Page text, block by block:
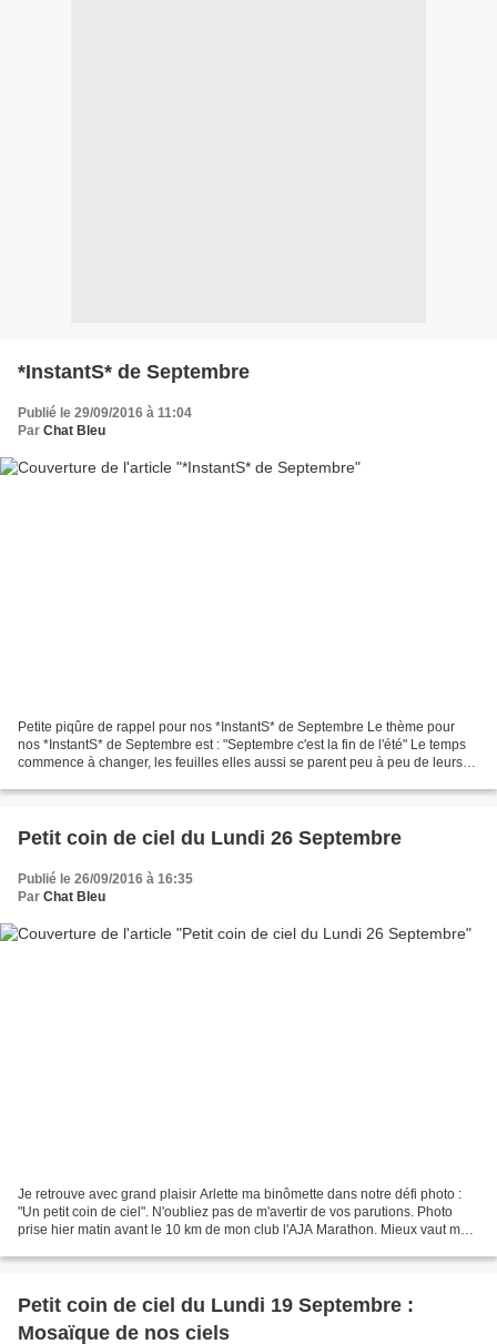
*InstantS* de Septembre
Publié le 29/09/2016 à 11:04
Par Chat Bleu
Petite piqûre de rappel pour nos *InstantS* de Septembre Le thème pour
nos *InstantS* de Septembre est : "Septembre c'est la fin de l'été" Le temps
commence à changer, les feuilles elles aussi se parent peu à peu de leurs
Petit coin de ciel du Lundi 26 Septembre
Publié le 26/09/2016 à 16:35
Par Chat Bleu
Je retrouve avec grand plaisir Arlette ma binômette dans notre défi photo :
"Un petit coin de ciel". N'oubliez pas de m'avertir de vos parutions. Photo
prise hier matin avant le 10 km de mon club l'AJA Marathon. Mieux vaut me
Petit coin de ciel du Lundi 19 Septembre :
Mosaïque de nos ciels